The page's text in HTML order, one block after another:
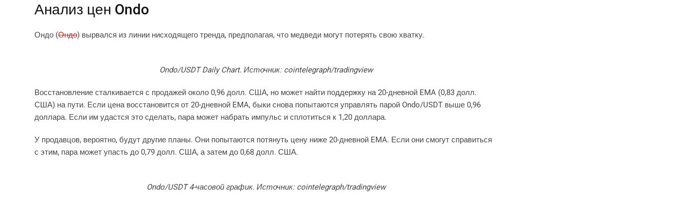
Анализ цен Ondo
Ондо (Ондо) вырвался из линии нисходящего тренда, предполагая, что медведи могут потерять свою хватку.
Ondo/USDT Daily Chart. Источник: cointelegraph/tradingview
Восстановление сталкивается с продажей около 0,96 долл. США, но может найти поддержку на 20-дневной EMA (0,83 долл.
США) на пути. Если цена восстановится от 20-дневной EMA, быки снова попытаются управлять парой Ondo/USDT выше 0,96
доллара. Если им удастся это сделать, пара может набрать импульс и сплотиться к 1,20 доллара.
У продавцов, вероятно, будут другие планы. Они попытаются потянуть цену ниже 20-дневной EMA. Если они смогут справиться
с этим, пара может упасть до 0,79 долл. США, а затем до 0,68 долл. США.
Ondo/USDT 4-часовой график. Источник: cointelegraph/tradingview